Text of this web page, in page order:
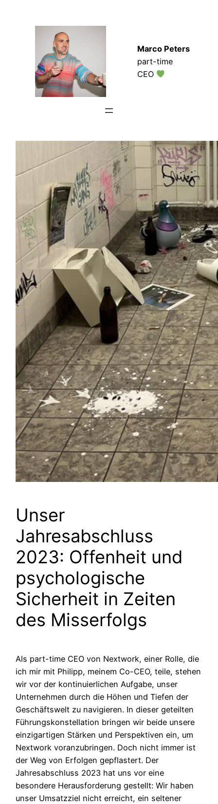
Marco Peters
part-time
CEO
Unser
Jahresabschluss
2023: Offenheit und
psychologische
Sicherheit in Zeiten
des Misserfolgs
Als part-time CEO von Nextwork, einer Rolle, die
ich mir mit Philipp, meinem Co-CEO, teile, stehen
wir vor der kontinuierlichen Aufgabe, unser
Unternehmen durch die Höhen und Tiefen der
Geschäftswelt zu navigieren. In dieser geteilten
Führungskonstellation bringen wir beide unsere
einzigartigen Stärken und Perspektiven ein, um
Nextwork voranzubringen. Doch nicht immer ist
der Weg von Erfolgen gepflastert. Der
Jahresabschluss 2023 hat uns vor eine
besondere Herausforderung gestellt: Wir haben
unser Umsatzziel nicht erreicht, ein seltener